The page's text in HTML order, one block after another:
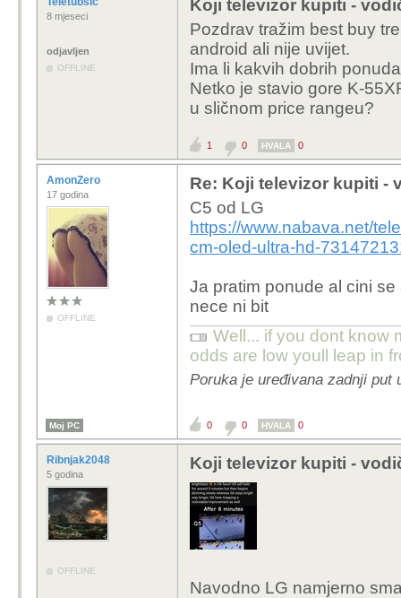
8 mjeseci
odjavljen
OFFLINE
Koji televizor kupiti -
Pozdrav tražim best buy
android ali nije uvijet.
Ima li kakvih dobrih
Netko je stavio gore K-
u sličnom price rangeu?
1 0 HVALA 0
AmonZero
17 godina
OFFLINE
Re: Koji televizor kupiti -
C5 od LG
https://www.nabava.net/
cm-oled-ultra-hd-
Ja pratim ponude al cini
nece ni bit
Well... if you dont know
odds are low youll leap in
Poruka je uređivana zadnji put
Moj PC 0 0 HVALA 0
Ribnjak2048
5 godina
OFFLINE
Koji televizor kupiti -
Navodno LG namjerno